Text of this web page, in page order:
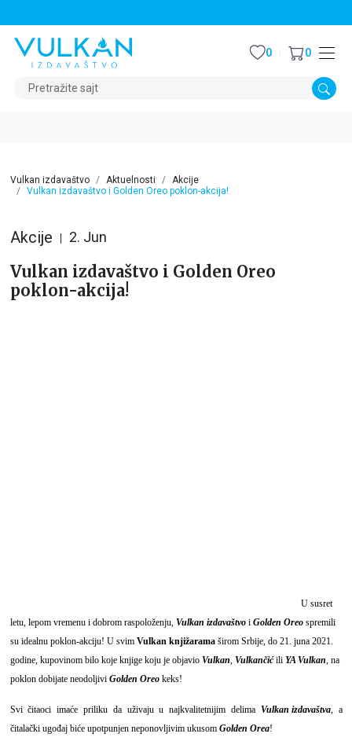
Pretražite sajt
0 0
Vulkan izdavaštvo Aktuelnosti
Akcije
Vulkan izdavaštvo i Golden Oreo poklon-akcija!
Akcije 2. Jun
Vulkan izdavaštvo i Golden Oreo
poklon-akcija!
U susret
letu, lepom vremenu i dobrom raspoloženju, Vulkan izdavaštvoi Golden Oreospremili
su idealnu poklon-akciju! U svim Vulkan knjižaramaširom Srbije, do 21. juna 2021.
godine, kupovinom bilo koje knjige koju je objavio Vulkan, Vulkančićili YA Vulkan, na
poklon dobijate neodoljivi Golden Oreokeks!
Svi čitaoci imaće priliku da uživaju u najkvalitetnijim delima Vulkan izdavaštva, a
čitalački ugođaj biće upotpunjen neponovljivim ukusom Golden Orea!